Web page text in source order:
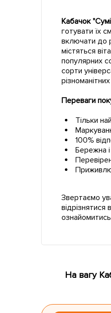
Кабачок
готувати їх
включати до
містяться
популярних
сорти
Переваги
Тільки
100%
Бережна і
Звертаємо
На вагу